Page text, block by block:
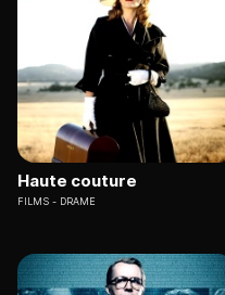
Haute couture
FILMS DRAME